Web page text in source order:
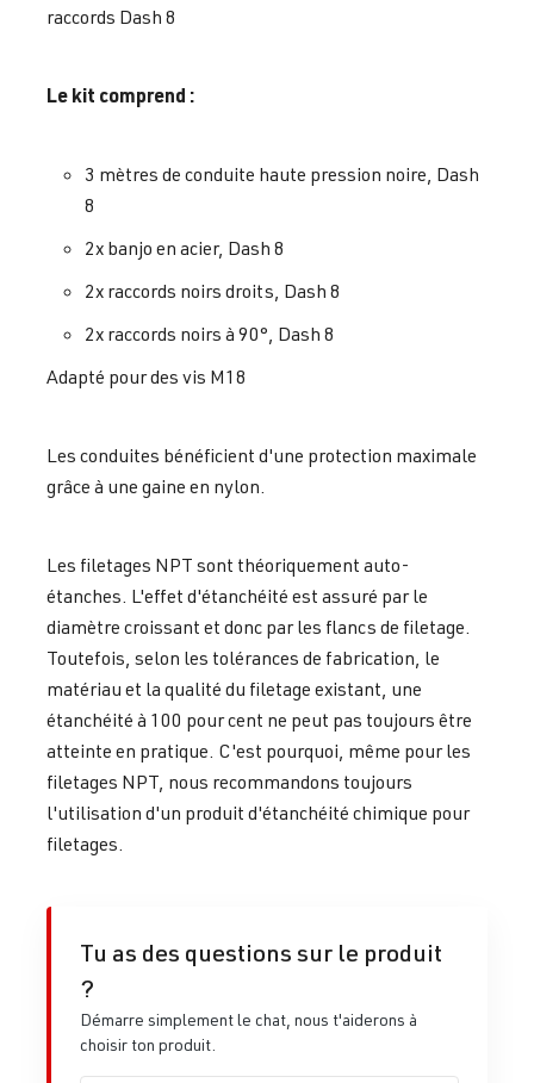
raccords Dash 8
Le kit comprend :
3 mètres de conduite haute pression noire, Dash
8
2x banjo en acier, Dash 8
2x raccords noirs droits, Dash 8
2x raccords noirs à 90°, Dash 8
Adapté pour des vis M18
Les conduites bénéficient d'une protection maximale
grâce à une gaine en nylon.
Les filetages NPT sont théoriquement auto-
étanches. L'effet d'étanchéité est assuré par le
diamètre croissant et donc par les flancs de filetage.
Toutefois, selon les tolérances de fabrication, le
matériau et la qualité du filetage existant, une
étanchéité à 100 pour cent ne peut pas toujours être
atteinte en pratique. C'est pourquoi, même pour les
filetages NPT, nous recommandons toujours
l'utilisation d'un produit d'étanchéité chimique pour
filetages.
Tu as des questions sur le produit
?
Démarre simplement le chat, nous t'aiderons à
choisir ton produit.